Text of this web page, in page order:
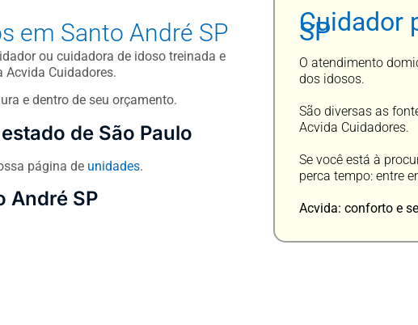
em Santo André SP
ou cuidadora de idoso treinada e
Acvida Cuidadores.
e dentro de seu orçamento.
de São Paulo
página de unidades.
André SP
Cuidador
SP
O atendimento
dos idosos.
São diversas as
Acvida Cuidadores.
Se você está à
perca tempo: entre
Acvida: conforto e